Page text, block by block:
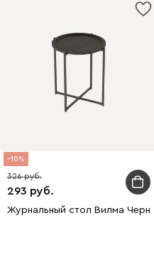
10
293
326
Журнальный стол Вилма